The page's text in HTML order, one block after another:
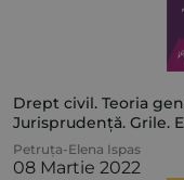
Drept civil. Teoria
Jurisprudență. Grile.
Petruța-Elena Ispas
08 Martie 2022